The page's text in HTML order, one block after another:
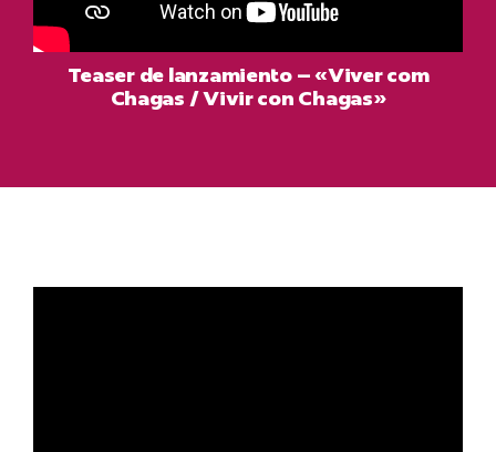
Teaser de lanzamiento – «Viver com
Chagas / Vivir con Chagas»